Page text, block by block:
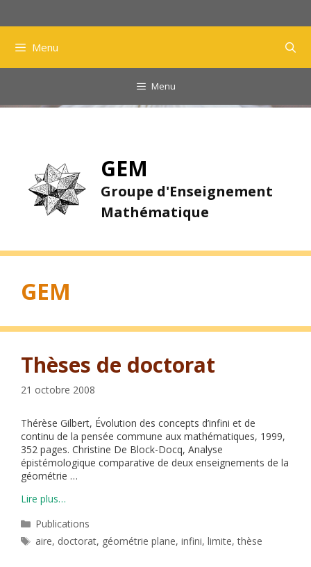
Menu
Menu
GEM
Groupe d'Enseignement
Mathématique
GEM
Thèses de doctorat
21 octobre 2008
Thérèse Gilbert, Évolution des concepts d’infini et de
continu de la pensée commune aux mathématiques, 1999,
352 pages. Christine De Block-Docq, Analyse
épistémologique comparative de deux enseignements de la
géométrie …
Lire plus…
Catégories
Publications
Étiquettes
aire, doctorat, géométrie plane,infini,limite,thèse